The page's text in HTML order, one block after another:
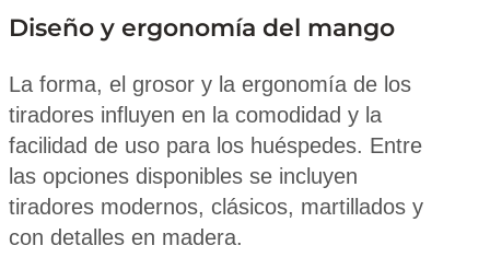
Diseño y ergonomía del mango
La forma, el grosor y la ergonomía de los
tiradores influyen en la comodidad y la
facilidad de uso para los huéspedes. Entre
las opciones disponibles se incluyen
tiradores modernos, clásicos, martillados y
con detalles en madera.